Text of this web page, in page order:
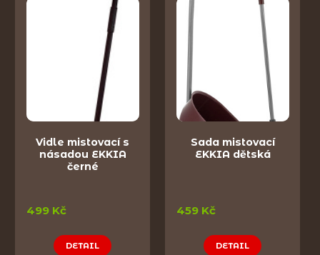
Vidle mistovací s
násadou EKKIA
černé
499 Kč
DETAIL
Sada mistovací
EKKIA dětská
459 Kč
DETAIL